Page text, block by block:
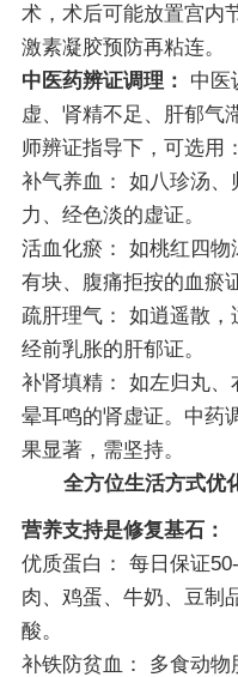
术，术后可能放置宫内
激素凝胶预防再粘连。
中医药辨证调理：
中医
虚、肾精不足、肝郁气
师辨证指导下，可选用：
补气养血：
如八珍汤、
力、经色淡的虚证。
活血化瘀：
如桃红四物
有块、腹痛拒按的血瘀
疏肝理气：
如逍遥散，
经前乳胀的肝郁证。
补肾填精：
如左归丸、
晕耳鸣的肾虚证。中药
果显著，需坚持。
全方位生活方式优
营养支持是修复基石：
优质蛋白：
每日保证
肉、鸡蛋、牛奶、豆制
酸。
补铁防贫血：
多食动物